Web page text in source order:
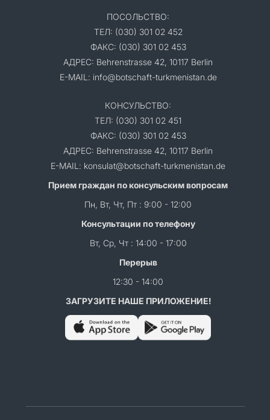
ПОСОЛЬСТВО:
ТЕЛ: (030) 301 02 452
ФАКС: (030) 301 02 453
АДРЕС: Behrenstrasse 42, 10117 Berlin
E-MAIL: info@botschaft-turkmenistan.de
КОНСУЛЬСТВО:
ТЕЛ: (030) 301 02 451
ФАКС: (030) 301 02 453
АДРЕС: Behrenstrasse 42, 10117 Berlin
E-MAIL: konsulat@botschaft-turkmenistan.de
Прием граждан по консульским вопросам
Пн, Вт, Чт, Пт : 9:00 - 12:00
Консультации по телефону
Вт, Ср, Чт : 14:00 - 17:00
Перерыв
12:30 - 14:00
ЗАГРУЗИТЕ НАШЕ ПРИЛОЖЕНИЕ!